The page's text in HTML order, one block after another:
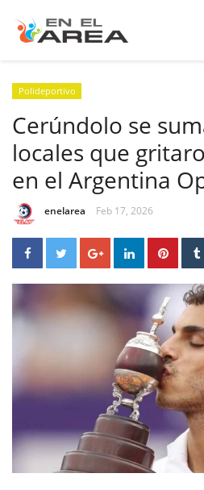
Polideportivo
Cerúndolo se
locales que
en el Argentina
enelarea Feb 17, 2026